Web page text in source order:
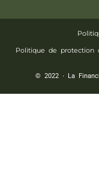
Politique de protection
© 2022 ∙ La